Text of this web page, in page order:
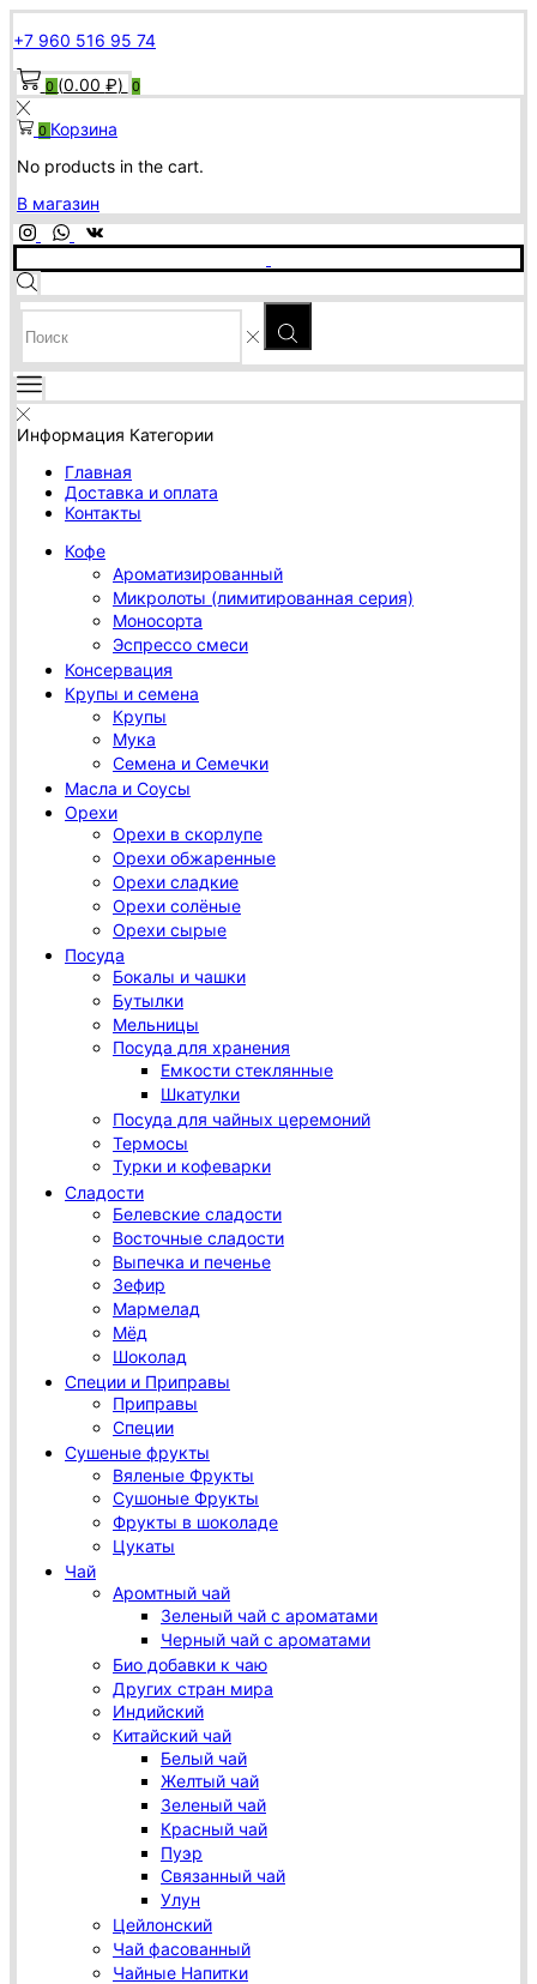
+7 960 516 95 74
0(0.00 ₽) 0
0 Корзина
No products in the cart.
В магазин
SEARCH
INPUT
Информация Категории
Главная
Доставка и оплата
Контакты
Кофе
Ароматизированный
Микролоты (лимитированная серия)
Моносорта
Эспрессо смеси
Консервация
Крупы и семена
Крупы
Мука
Семена и Семечки
Масла и Соусы
Орехи
Орехи в скорлупе
Орехи обжаренные
Орехи сладкие
Орехи солёные
Орехи сырые
Посуда
Бокалы и чашки
Бутылки
Мельницы
Посуда для хранения
Емкости стеклянные
Шкатулки
Посуда для чайных церемоний
Термосы
Турки и кофеварки
Сладости
Белевские сладости
Восточные сладости
Выпечка и печенье
Зефир
Мармелад
Мёд
Шоколад
Специи и Приправы
Приправы
Специи
Сушеные фрукты
Вяленые Фрукты
Сушоные Фрукты
Фрукты в шоколаде
Цукаты
Чай
Аромтный чай
Зеленый чай с ароматами
Черный чай с ароматами
Био добавки к чаю
Других стран мира
Индийский
Китайский чай
Белый чай
Желтый чай
Зеленый чай
Красный чай
Пуэр
Связанный чай
Улун
Цейлонский
Чай фасованный
Чайные Напитки